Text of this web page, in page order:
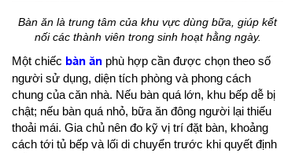
Bàn ăn là trung tâm của khu vực dùng bữa, giúp kết
nối các thành viên trong sinh hoạt hằng ngày.
Một chiếc bàn ăn phù hợp cần được chọn theo số
người sử dụng, diện tích phòng và phong cách
chung của căn nhà. Nếu bàn quá lớn, khu bếp dễ bị
chật; nếu bàn quá nhỏ, bữa ăn đông người lại thiếu
thoải mái. Gia chủ nên đo kỹ vị trí đặt bàn, khoảng
cách tới tủ bếp và lối di chuyển trước khi quyết định